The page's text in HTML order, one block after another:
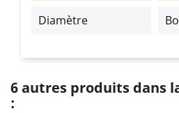
Diamètre
6 autres produits dans
: